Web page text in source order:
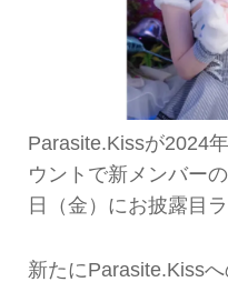
Parasite.Kissが2024
ウントで新メンバー
日（金）にお披露目
新たにParasite.Kiss